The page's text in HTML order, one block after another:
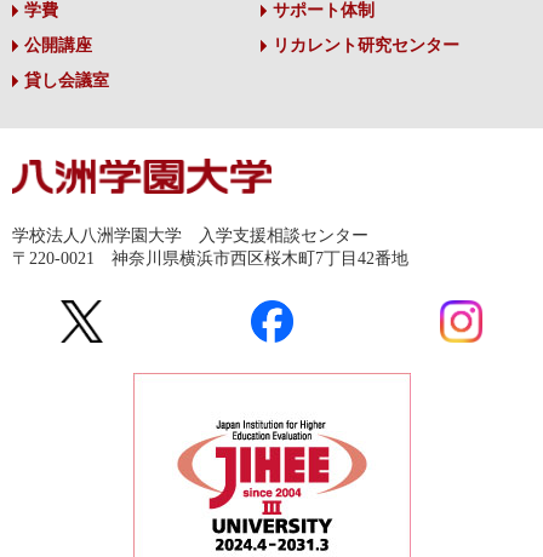
学費
サポート体制
公開講座
リカレント研究センター
貸し会議室
学校法人八洲学園大学 入学支援相談センター
〒220-0021 神奈川県横浜市西区桜木町7丁目42番地